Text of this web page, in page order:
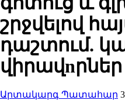
շրջվելով
դաշտում.
վիրավnրներ
Արտակարգ Պատահար